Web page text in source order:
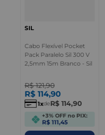
SIL
Cabo Flexível Pocket
Pack Paralelo Sil 300 V
2,5mm 15m Branco - Sil
R$ 121,90
R$ 114,90
1 deR$ 114,90
+3% OFF no PIX:
R$ 111,45